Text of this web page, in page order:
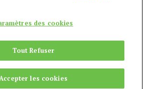
01 44 59 91 11
au Vendredi, 9h-13h et 14h-17h
© 2024Publications Agora
REMONTER
des cookies
Tout Refuser
les cookies